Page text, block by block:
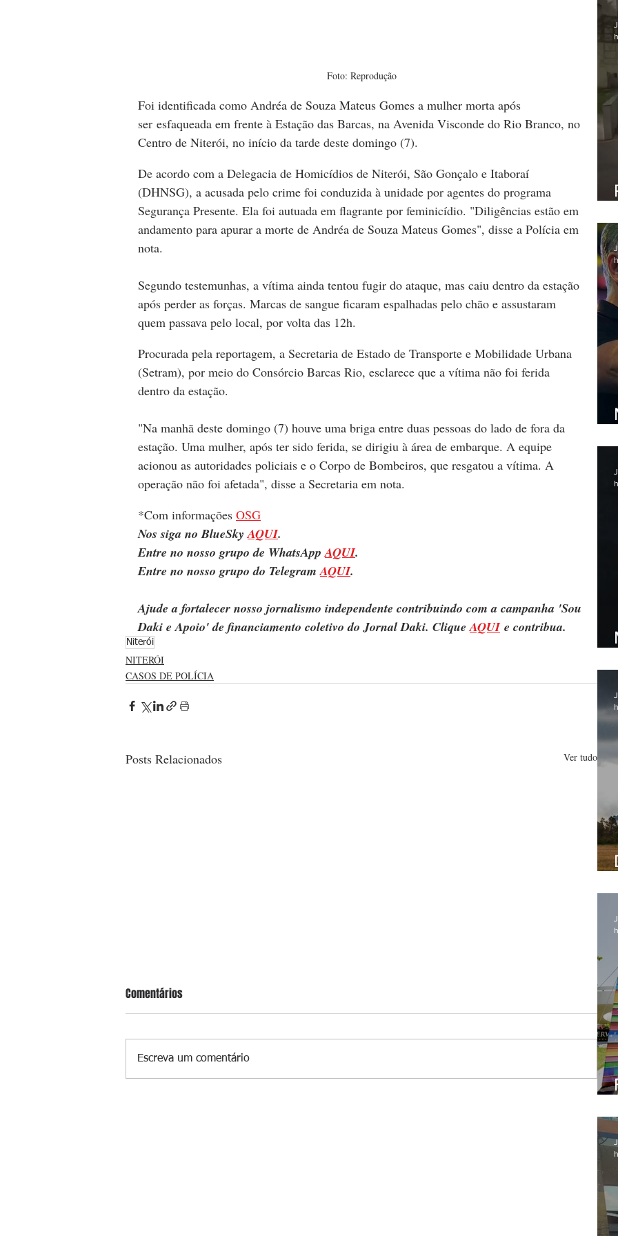
Foto: Reprodução
Foi identificada como Andréa de Souza Mateus Gomes a mulher morta após
ser esfaqueada em frente à Estação das Barcas, na Avenida Visconde do Rio Branco, no
Centro de Niterói, no início da tarde deste domingo (7).
De acordo com a Delegacia de Homicídios de Niterói, São Gonçalo e Itaboraí
(DHNSG), a acusada pelo crime foi conduzida à unidade por agentes do programa
Segurança Presente. Ela foi autuada em flagrante por feminicídio. "Diligências estão em
andamento para apurar a morte de Andréa de Souza Mateus Gomes", disse a Polícia em
nota.
Segundo testemunhas, a vítima ainda tentou fugir do ataque, mas caiu dentro da estação
após perder as forças. Marcas de sangue ficaram espalhadas pelo chão e assustaram
quem passava pelo local, por volta das 12h.
Procurada pela reportagem, a Secretaria de Estado de Transporte e Mobilidade Urbana
(Setram), por meio do Consórcio Barcas Rio, esclarece que a vítima não foi ferida
dentro da estação.
"Na manhã deste domingo (7) houve uma briga entre duas pessoas do lado de fora da
estação. Uma mulher, após ter sido ferida, se dirigiu à área de embarque. A equipe
acionou as autoridades policiais e o Corpo de Bombeiros, que resgatou a vítima. A
operação não foi afetada", disse a Secretaria em nota.
*Com informações OSG
Nos siga no BlueSky AQUI.
Entre no nosso grupo de WhatsApp AQUI.
Entre no nosso grupo do Telegram AQUI.
Ajude a fortalecer nosso jornalismo independente contribuindo com a campanha 'Sou
Daki e Apoio' de financiamento coletivo do Jornal Daki. Clique AQUI e contribua.
Niterói
NITERÓI
CASOS DE POLÍCIA
Posts Relacionados Ver tudo
Comentários
Escreva um comentário